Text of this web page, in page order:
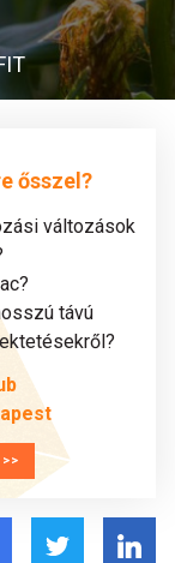
ősszel?
változások
távú